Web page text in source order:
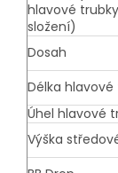
hlavové
složení)
Dosah
Délka
Úhel hlavové
Výška